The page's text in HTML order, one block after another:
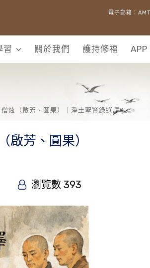
電子郵箱：
習 關於我們 護持修福 APP
炫（啟芳、圓果）｜淨土聖賢錄選譯6
芳、圓果）
瀏覽數 393